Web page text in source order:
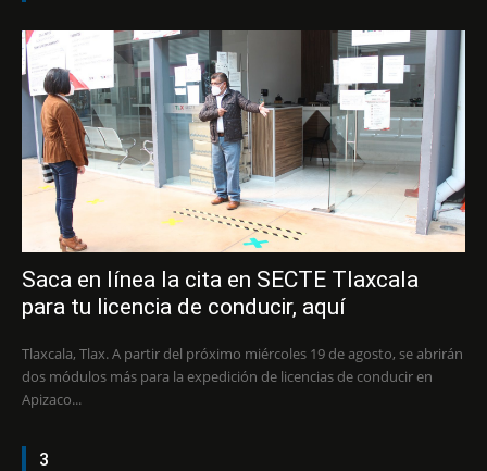
Saca en línea la cita en SECTE Tlaxcala
para tu licencia de conducir, aquí
Tlaxcala, Tlax. A partir del próximo miércoles 19 de agosto, se abrirán
dos módulos más para la expedición de licencias de conducir en
Apizaco...
3